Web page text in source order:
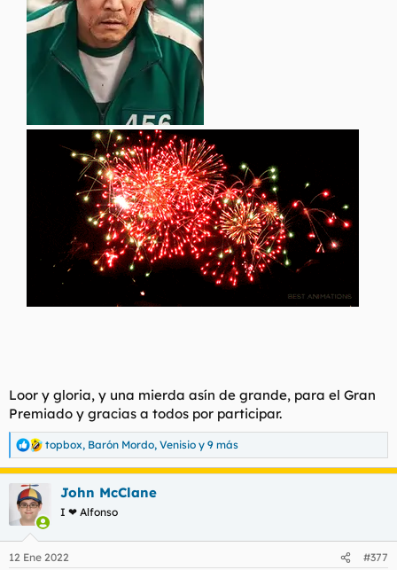
Loor y gloria, y una mierda asín de grande, para el Gran
Premiado y gracias a todos por participar.
R
e
a
c
c
e
topbox, Barón Mordo, Venisio y 9 más
John McClane
I ❤ Alfonso
12 Ene 2022 #377